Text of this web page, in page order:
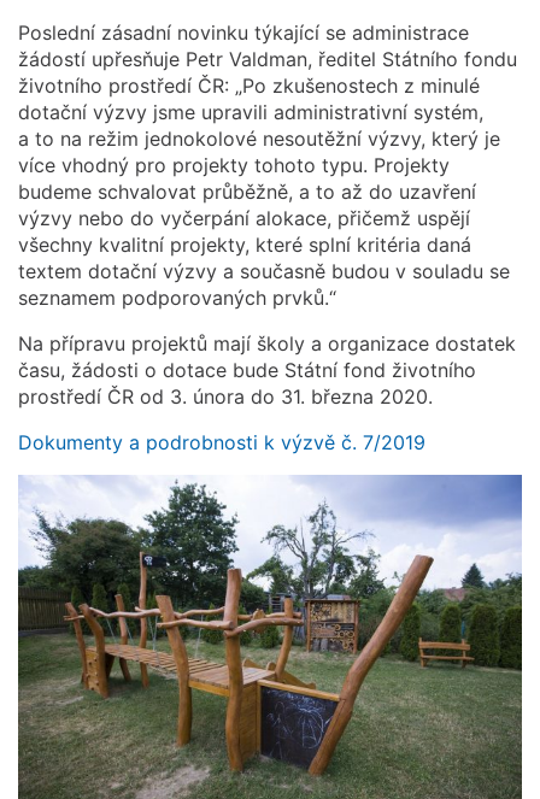
Poslední zásadní novinku týkající se administrace
žádostí upřesňuje Petr Valdman, ředitel Státního fondu
životního prostředí ČR: „Po zkušenostech z minulé
dotační výzvy jsme upravili administrativní systém,
a to na režim jednokolové nesoutěžní výzvy, který je
více vhodný pro projekty tohoto typu. Projekty
budeme schvalovat průběžně, a to až do uzavření
výzvy nebo do vyčerpání alokace, přičemž uspějí
všechny kvalitní projekty, které splní kritéria daná
textem dotační výzvy a současně budou v souladu se
seznamem podporovaných prvků.“
Na přípravu projektů mají školy a organizace dostatek
času, žádosti o dotace bude Státní fond životního
prostředí ČR od 3. února do 31. března 2020.
Dokumenty a podrobnosti k výzvě č. 7/2019